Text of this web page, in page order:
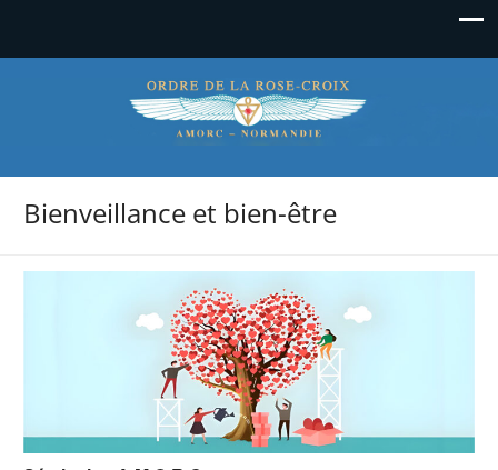
La Rose-Croix en Normandie
Bienveillance et bien-être